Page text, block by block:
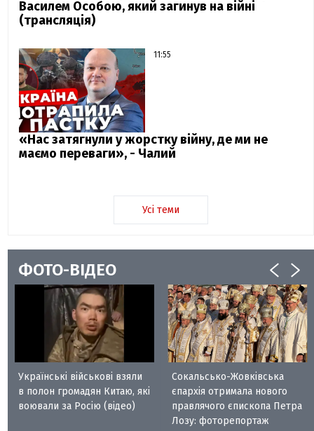
Василем Особою, який загинув на війні
(трансляція)
11:55
«Нас затягнули у жорстку війну, де ми не
маємо переваги», - Чалий
Усі теми
ФОТО-ВІДЕО
Українські військові взяли
в полон громадян Китаю, які
воювали за Росію (відео)
Сокальсько-Жовківська
єпархія отримала нового
правлячого єпископа Петра
Лозу: фоторепортаж